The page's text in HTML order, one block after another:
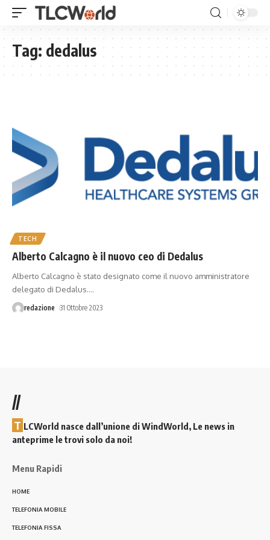
Tag: dedalus
TECH
Alberto Calcagno è il nuovo ceo di Dedalus
Alberto Calcagno è stato designato come il nuovo amministratore
delegato di Dedalus.…
redazione 31 Ottobre 2023
//
T LCWorld nasce dall’unione di WindWorld, Le news in
anteprime le trovi solo da noi!
Menu Rapidi
HOME
TELEFONIA MOBILE
TELEFONIA FISSA